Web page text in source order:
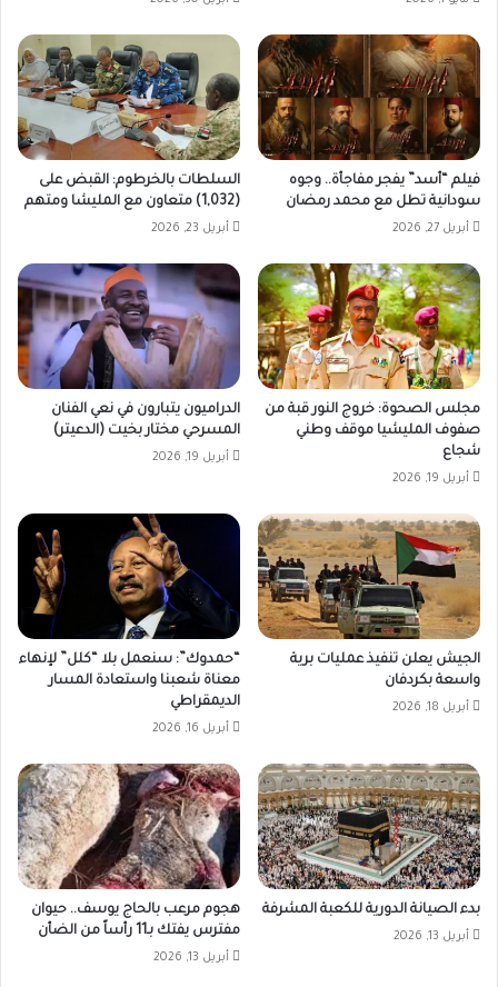
فيلم “أسد” يفجر مفاجأة.. وجوه
سودانية تطل مع محمد رمضان
أبريل 27, 2026
السلطات بالخرطوم: القبض على
(1,032) متعاون مع المليشا ومتهم
أبريل 23, 2026
مجلس الصحوة: خروج النور قبة من
صفوف المليشيا موقف وطني
شجاع
أبريل 19, 2026
الدراميون يتبارون في نعي الفنان
المسرحي مختار بخيت (الدعيتر)
أبريل 19, 2026
الجيش يعلن تنفيذ عمليات برية
واسعة بكردفان
أبريل 18, 2026
“حمدوك”: سنعمل بلا “كلل” لإنهاء
معناة شعبنا واستعادة المسار
الديمقراطي
أبريل 16, 2026
بدء الصيانة الدورية للكعبة المشرفة
أبريل 13, 2026
هجوم مرعب بالحاج يوسف.. حيوان
مفترس يفتك بـ11 رأساً من الضأن
أبريل 13, 2026